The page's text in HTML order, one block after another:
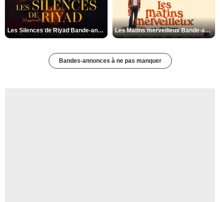
Les Silences de Riyad Bande-annonce VO STFR Les Matins merveilleux Bande-annonce VF
Bandes-annonces à ne pas manquer